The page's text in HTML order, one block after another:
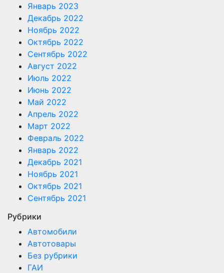
Январь 2023
Декабрь 2022
Ноябрь 2022
Октябрь 2022
Сентябрь 2022
Август 2022
Июль 2022
Июнь 2022
Май 2022
Апрель 2022
Март 2022
Февраль 2022
Январь 2022
Декабрь 2021
Ноябрь 2021
Октябрь 2021
Сентябрь 2021
Рубрики
Автомобили
Автотовары
Без рубрики
ГАИ